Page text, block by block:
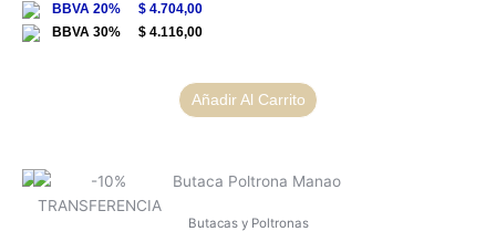
$ 4.704,00
$ 4.116,00
Añadir Al Carrito
Butacas y Poltronas